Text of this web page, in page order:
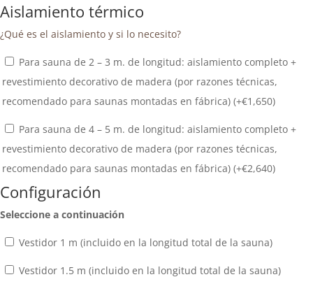
Aislamiento térmico
¿Qué es el aislamiento y si lo necesito?
Para sauna de 2 – 3 m. de longitud: aislamiento completo +
revestimiento decorativo de madera (por razones técnicas,
recomendado para saunas montadas en fábrica) (+€1,650)
Para sauna de 4 – 5 m. de longitud: aislamiento completo +
revestimiento decorativo de madera (por razones técnicas,
recomendado para saunas montadas en fábrica) (+€2,640)
Configuración
Seleccione a continuación
Vestidor 1 m (incluido en la longitud total de la sauna)
Vestidor 1.5 m (incluido en la longitud total de la sauna)